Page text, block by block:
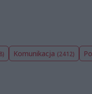
Komunikacja (2412)